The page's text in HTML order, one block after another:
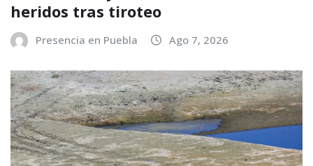
heridos tras tiroteo
Presencia en Puebla Ago 7, 2026